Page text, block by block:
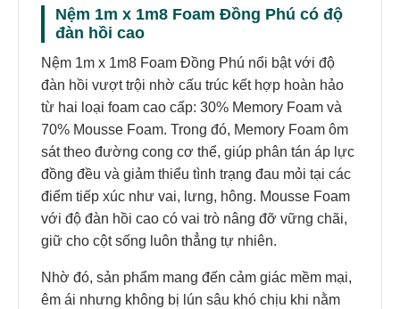
Nệm 1m x 1m8 Foam Đồng Phú có độ
đàn hồi cao
Nệm 1m x 1m8 Foam Đồng Phú nổi bật với độ
đàn hồi vượt trội nhờ cấu trúc kết hợp hoàn hảo
từ hai loại foam cao cấp: 30% Memory Foam và
70% Mousse Foam. Trong đó, Memory Foam ôm
sát theo đường cong cơ thể, giúp phân tán áp lực
đồng đều và giảm thiểu tình trạng đau mỏi tại các
điểm tiếp xúc như vai, lưng, hông. Mousse Foam
với độ đàn hồi cao có vai trò nâng đỡ vững chãi,
giữ cho cột sống luôn thẳng tự nhiên.
Nhờ đó, sản phẩm mang đến cảm giác mềm mại,
êm ái nhưng không bị lún sâu khó chịu khi nằm